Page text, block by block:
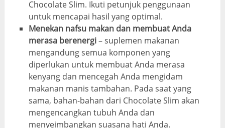
Chocolate Slim. Ikuti petunjuk penggunaan
untuk mencapai hasil yang optimal.
Menekan nafsu makan dan membuat Anda
merasa berenergi– suplemen makanan
mengandung semua komponen yang
diperlukan untuk membuat Anda merasa
kenyang dan mencegah Anda mengidam
makanan manis tambahan. Pada saat yang
sama, bahan-bahan dari Chocolate Slim akan
mengencangkan tubuh Anda dan
menyeimbangkan suasana hati Anda.